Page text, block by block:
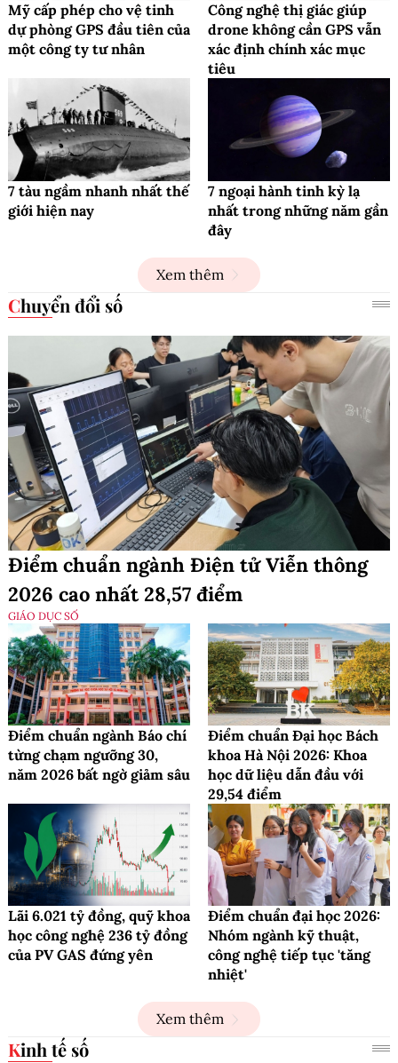
Mỹ cấp phép cho vệ tinh
dự phòng GPS đầu tiên của
một công ty tư nhân
Công nghệ thị giác giúp
drone không cần GPS vẫn
xác định chính xác mục
tiêu
7 tàu ngầm nhanh nhất thế
giới hiện nay
7 ngoại hành tinh kỳ lạ
nhất trong những năm gần
đây
Xem thêm
Chuyển đổi số
Điểm chuẩn ngành Điện tử Viễn thông
2026 cao nhất 28,57 điểm
GIÁO DỤC SỐ
Điểm chuẩn ngành Báo chí
từng chạm ngưỡng 30,
năm 2026 bất ngờ giảm sâu
Điểm chuẩn Đại học Bách
khoa Hà Nội 2026: Khoa
học dữ liệu dẫn đầu với
29,54 điểm
Lãi 6.021 tỷ đồng, quỹ khoa
học công nghệ 236 tỷ đồng
của PV GAS đứng yên
Điểm chuẩn đại học 2026:
Nhóm ngành kỹ thuật,
công nghệ tiếp tục 'tăng
nhiệt'
Xem thêm
Kinh tế số